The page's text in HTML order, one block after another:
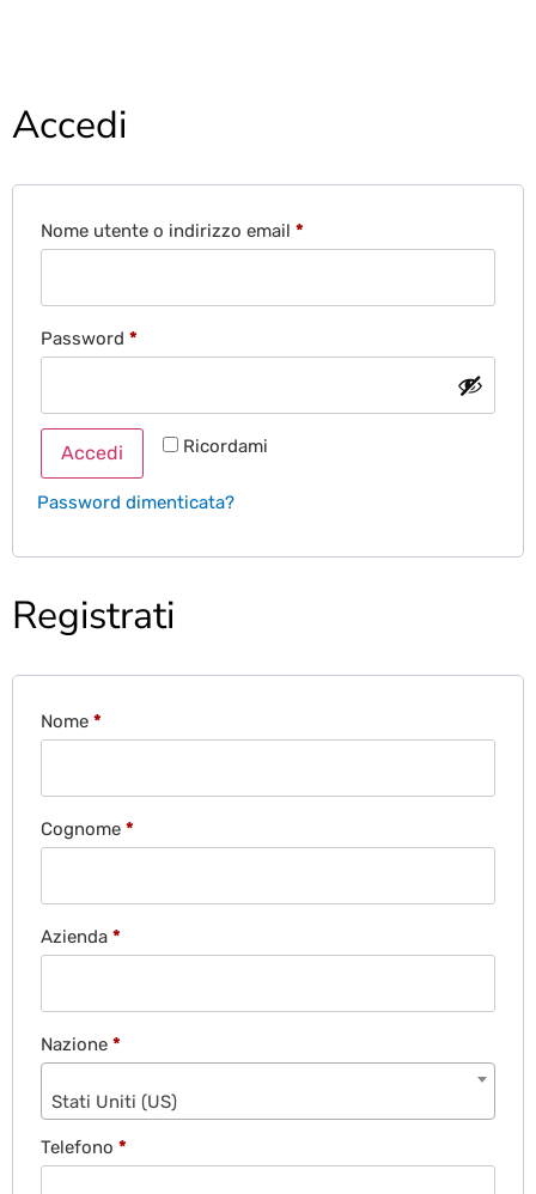
Accedi
Nome utente o indirizzo email *
Password *
Ricordami
Accedi
Password dimenticata?
Registrati
Nome *
Cognome *
Azienda *
Nazione *
Stati Uniti (US)
Telefono *